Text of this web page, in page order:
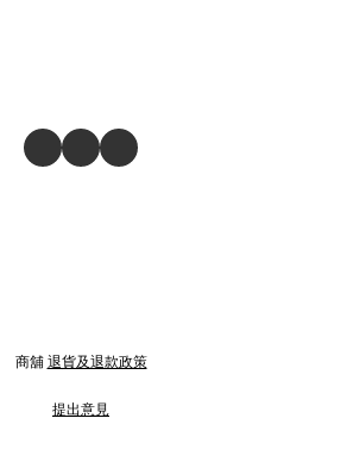
商舖 退貨及退款政策
提出意見